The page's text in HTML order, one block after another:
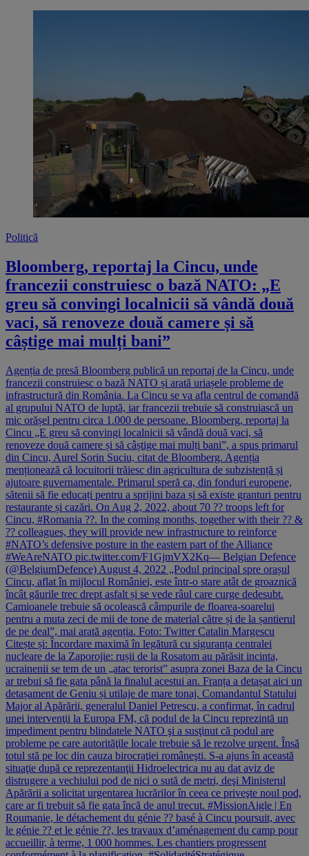
Politică
Bloomberg, reportaj la Cincu, unde
francezii construiesc o bază NATO: „E
greu să convingi localnicii să vândă două
vaci, să renoveze două camere și să
câștige mai mulți bani”
Agenția de presă Bloomberg publică un reportaj de la Cincu, unde
francezii construiesc o bază NATO și arată uriașele probleme de
infrastructură din România. La Cincu se va afla centrul de comandă
al grupului NATO de luptă, iar francezii trebuie să construiască un
mic orășel pentru circa 1.000 de persoane. Bloomberg, reportaj la
Cincu „E greu să convingi localnicii să vândă două vaci, să
renoveze două camere și să câștige mai mulți bani”, a spus primarul
din Cincu, Aurel Sorin Suciu, citat de Bloomberg. Agenția
menționează că locuitorii trăiesc din agricultura de subzistență și
ajutoare guvernamentale. Primarul speră ca, din fonduri europene,
sătenii să fie educați pentru a sprijini baza și să existe granturi pentru
restaurante și cazări. On Aug 2, 2022, about 70 ?? troops left for
Cincu, #Romania ??. In the coming months, together with their ?? &
?? colleagues, they will provide new infrastructure to reinforce
#NATO’s defensive posture in the eastern part of the Alliance
#WeAreNATO pic.twitter.com/F1GjmVX2Kq— Belgian Defence
(@BelgiumDefence) August 4, 2022 „Podul principal spre orașul
Cincu, aflat în mijlocul României, este într-o stare atât de groaznică
încât găurile trec drept asfalt și se vede râul care curge dedesubt.
Camioanele trebuie să ocolească câmpurile de floarea-soarelui
pentru a muta zeci de mii de tone de material către și de la șantierul
de pe deal”, mai arată agenția. Foto: Twitter Catalin Margescu
Citește și: Încordare maximă în legătură cu siguranța centralei
nucleare de la Zaporojie: rușii de la Rosatom au părăsit incinta,
ucrainenii se tem de un „atac terorist” asupra zonei Baza de la Cincu
ar trebui să fie gata până la finalul acestui an. Franța a detașat aici un
detașament de Geniu și utilaje de mare tonaj. Comandantul Statului
Major al Apărării, generalul Daniel Petrescu, a confirmat, în cadrul
unei intervenţii la Europa FM, că podul de la Cincu reprezintă un
impediment pentru blindatele NATO şi a susţinut că podul are
probleme pe care autorităţile locale trebuie să le rezolve urgent. Însă
totul stă pe loc din cauza birocraţiei româneşti. S-a ajuns în această
situaţie după ce reprezentanţii Hidroelectrica nu au dat aviz de
distrugere a vechiului pod de nici o sută de metri, deşi Ministerul
Apărării a solicitat urgentarea lucrărilor în ceea ce priveşte noul pod,
care ar fi trebuit să fie gata încă de anul trecut. #MissionAigle | En
Roumanie, le détachement du génie ?? basé à Cincu poursuit, avec
le génie ?? et le génie ??, les travaux d’aménagement du camp pour
accueillir, à terme, 1 000 hommes. Les chantiers progressent